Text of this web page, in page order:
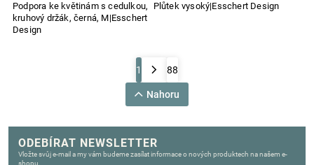
Podpora ke květinám s cedulkou,
kruhový držák, černá, M|Esschert
Design
Plůtek vysoký|Esschert Design
1 88
Nahoru
ODEBÍRAT NEWSLETTER
Vložte svůj e-mail a my vám budeme zasílat informace o nových produktech na našem e-
shopu.